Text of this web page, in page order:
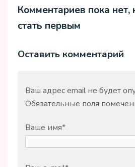
Комментариев пока
стать первым
Оставить комментарий
Ваш адрес email не будет
Обязательные поля
Ваше имя*